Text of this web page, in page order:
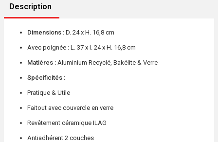
Description
Dimensions : D. 24 x H. 16,8 cm
Avec poignée : L. 37 x l. 24 x H. 16,8 cm
Matières : Aluminium Recyclé, Bakélite & Verre
Spécificités :
Pratique & Utile
Faitout avec couvercle en verre
Revêtement céramique ILAG
Antiadhérent 2 couches